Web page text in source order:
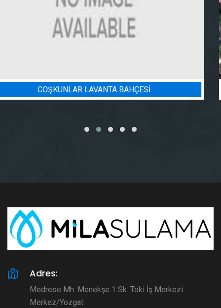
BADEM BAHÇESI SULAMA PROJESI
Adres:
Medrese Mh. Menekşe 1 Sk. Toki İş Merkezi
Merkez/Yozgat